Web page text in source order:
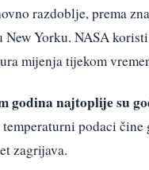
razdoblje, prema
New Yorku. NASA
mijenja tijekom
godina najtoplije su
podaci
zagrijava.